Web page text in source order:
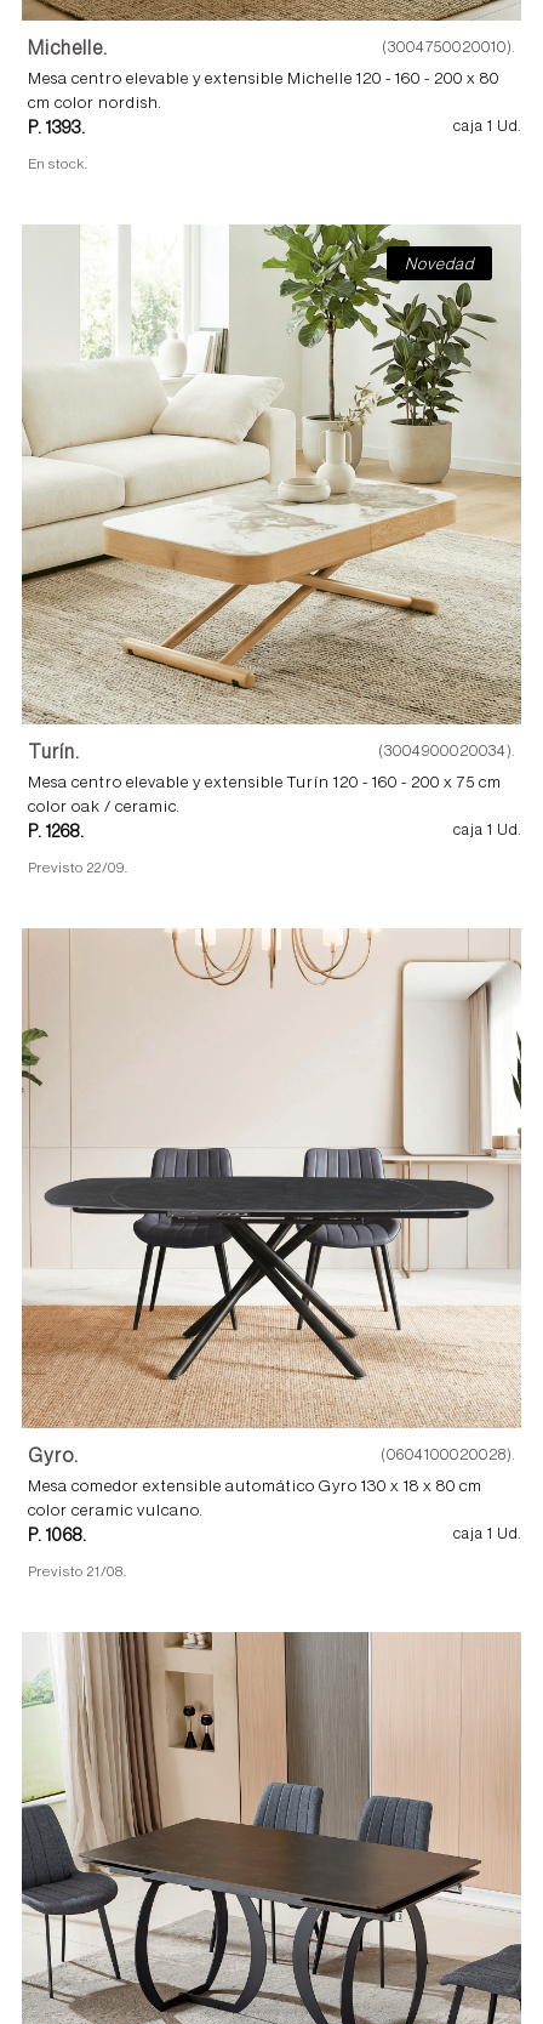
Michelle. (3004750020010).
Mesa centro elevable y extensible Michelle 120 - 160 - 200 x 80
cm color nordish.
P. 1393. caja 1 Ud.
En stock.
Novedad
Turín. (3004900020034).
Mesa centro elevable y extensible Turín 120 - 160 - 200 x 75 cm
color oak / ceramic.
P. 1268. caja 1 Ud.
Previsto 22/09.
Gyro. (0604100020028).
Mesa comedor extensible automático Gyro 130 x 18 x 80 cm
color ceramic vulcano.
P. 1068. caja 1 Ud.
Previsto 21/08.